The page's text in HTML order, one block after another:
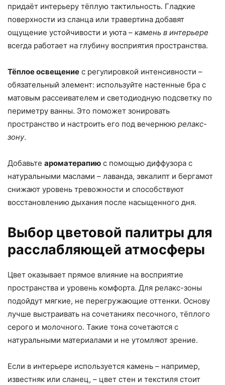
придаёт интерьеру тёплую тактильность. Гладкие
поверхности из сланца или травертина добавят
ощущение устойчивости и уюта – камень в интерьере
всегда работает на глубину восприятия пространства.
Тёплое освещение с регулировкой интенсивности –
обязательный элемент: используйте настенные бра с
матовым рассеивателем и светодиодную подсветку по
периметру ванны. Это поможет зонировать
пространство и настроить его под вечернюю релакс-
зону.
Добавьте ароматерапию с помощью диффузора с
натуральными маслами – лаванда, эвкалипт и бергамот
снижают уровень тревожности и способствуют
восстановлению дыхания после насыщенного дня.
Выбор цветовой палитры для
расслабляющей атмосферы
Цвет оказывает прямое влияние на восприятие
пространства и уровень комфорта. Для релакс-зоны
подойдут мягкие, не перегружающие оттенки. Основу
лучше выстраивать на сочетаниях песочного, тёплого
серого и молочного. Такие тона сочетаются с
натуральными материалами и не утомляют зрение.
Если в интерьере используется камень – например,
известняк или сланец, – цвет стен и текстиля стоит